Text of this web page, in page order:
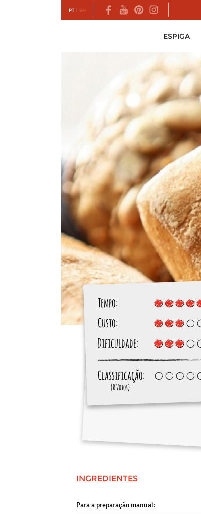
PT | EN
ESPIGA
Tempo:
Custo:
Dificuldade:
Classificação:
(0 Votos)
INGREDIENTES
Para a preparação manual: